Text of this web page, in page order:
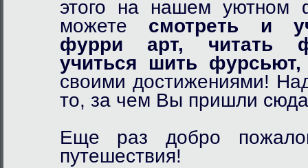
этого на нашем
можете смотреть и
фурри арт,
читать
учиться шить фурсьют,
своими достижениями!
то, за чем Вы пришли
Еще раз добро
путешествия!